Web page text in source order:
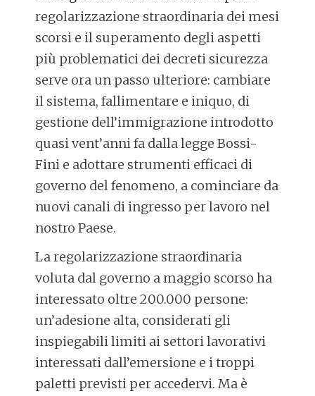
regolarizzazione straordinaria dei mesi
scorsi e il superamento degli aspetti
più problematici dei decreti sicurezza
serve ora un passo ulteriore: cambiare
il sistema, fallimentare e iniquo, di
gestione dell’immigrazione introdotto
quasi vent’anni fa dalla legge Bossi-
Fini e adottare strumenti efficaci di
governo del fenomeno, a cominciare da
nuovi canali di ingresso per lavoro nel
nostro Paese.
La regolarizzazione straordinaria
voluta dal governo a maggio scorso ha
interessato oltre 200.000 persone:
un’adesione alta, considerati gli
inspiegabili limiti ai settori lavorativi
interessati dall’emersione e i troppi
paletti previsti per accedervi. Ma è